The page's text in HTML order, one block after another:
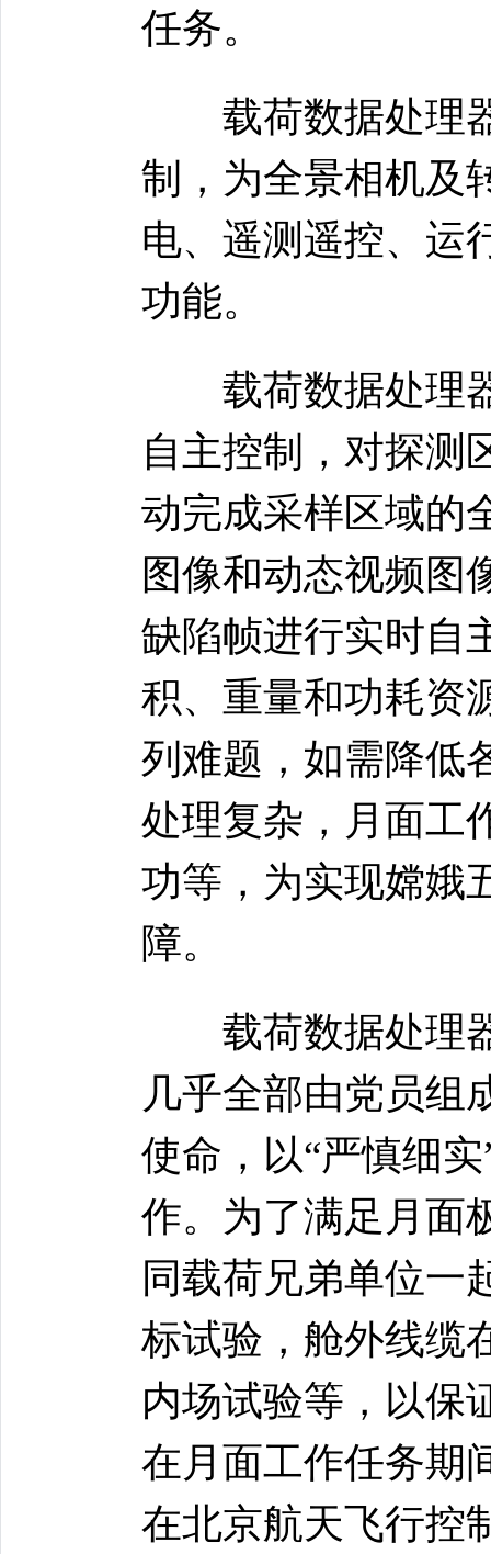
任务。
载荷数据处理器
制，为全景相机及
电、遥测遥控、运
功能。
载荷数据处理器
自主控制，对探测
动完成采样区域的
图像和动态视频图
缺陷帧进行实时自
积、重量和功耗资
列难题，如需降低
处理复杂，月面工
功等，为实现嫦娥
障。
载荷数据处理器
几乎全部由党员组
使命，以“严慎细
作。为了满足月面
同载荷兄弟单位一
标试验，舱外线缆
内场试验等，以保
在月面工作任务期
在北京航天飞行控